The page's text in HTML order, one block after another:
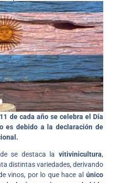
de cada año se celebra el Día
es debido a la declaración de
se destaca la vitivinicultura,
distintas variedades, derivando
vinos, por lo que hace al único